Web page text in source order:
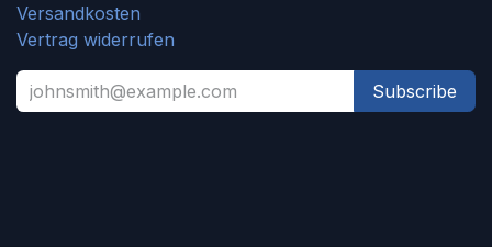
Versandkosten
Vertrag widerrufen
Subscribe